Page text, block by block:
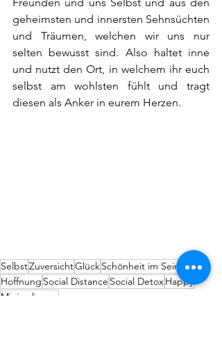
geheimsten und innersten Sehnsüchten
und Träumen, welchen wir uns nur
selten bewusst sind. Also haltet inne
und nutzt den Ort, in welchem ihr euch
selbst am wohlsten fühlt und tragt
diesen als Anker in eurem Herzen.
SelbstZuversichtGlückSchönheit im Sein
Liebe
Hoffnung Social Distance Social DetoxHappy
Minimalismus